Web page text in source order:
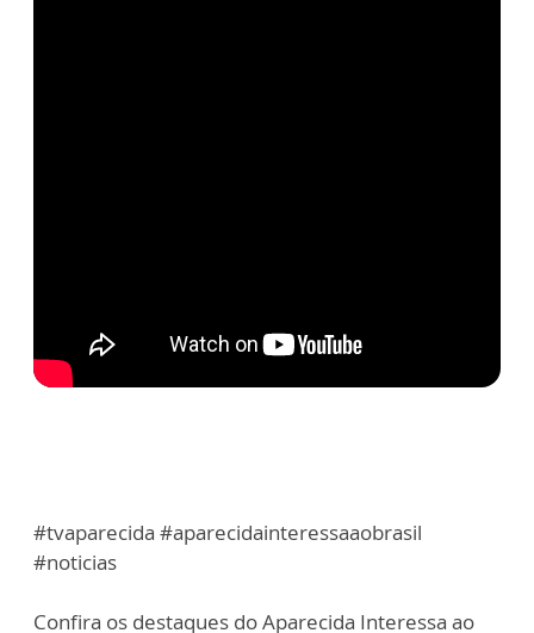
#tvaparecida #aparecidainteressaaobrasil
#noticias
Confira os destaques do Aparecida Interessa ao